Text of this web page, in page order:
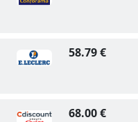
58.79 €
68.00 €